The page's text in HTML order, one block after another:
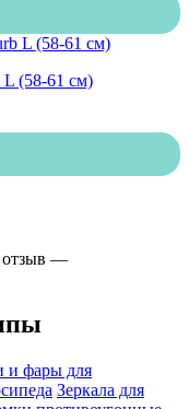
(58-61 см)
отзыв —
и фары для
Зеркала для